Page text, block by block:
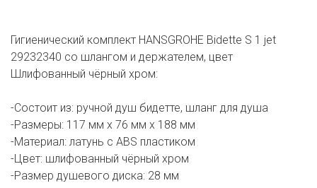
Гигиенический комплект HANSGROHE Bidette S 1 jet
29232340 со шлангом и держателем, цвет
Шлифованный чёрный хром:
-Состоит из: ручной душ бидетте, шланг для душа
-Размеры: 117 мм х 76 мм х 188 мм
-Материал: латунь с ABS пластиком
-Цвет: шлифованный чёрный хром
-Размер душевого диска: 28 мм